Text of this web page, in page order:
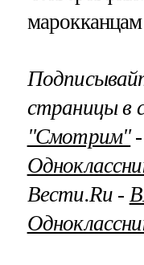
страницы в
"Смотрим"‐
Вести.Ru ‐